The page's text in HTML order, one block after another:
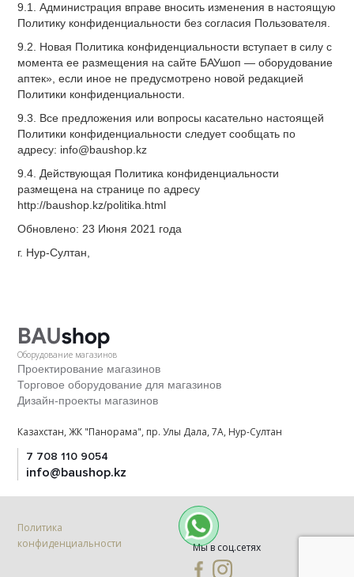
9.1. Администрация вправе вносить изменения в настоящую
Политику конфиденциальности без согласия Пользователя.
9.2. Новая Политика конфиденциальности вступает в силу с
момента ее размещения на сайте БАУшоп — оборудование
аптек», если иное не предусмотрено новой редакцией
Политики конфиденциальности.
9.3. Все предложения или вопросы касательно настоящей
Политики конфиденциальности следует сообщать по
адресу: info@baushop.kz
9.4. Действующая Политика конфиденциальности
размещена на странице по адресу
http://baushop.kz/politika.html
Обновлено: 23 Июня 2021 года
г. Нур-Султан,
Оборудование магазинов
Проектирование магазинов
Торговое оборудование для магазинов
Дизайн-проекты магазинов
Казахстан, ЖК "Панорама", пр. Улы Дала, 7А, Нур-Султан
7 708 110 9054
info@baushop.kz
Политика
конфиденциальности
Мы в соц.сетях